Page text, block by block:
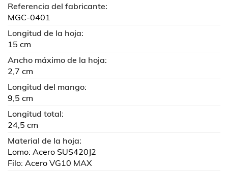
Referencia del fabricante:
MGC-0401
Longitud de la hoja:
15 cm
Ancho máximo de la hoja:
2,7 cm
Longitud del mango:
9,5 cm
Longitud total:
24,5 cm
Material de la hoja:
Lomo: Acero SUS420J2
Filo: Acero VG10 MAX